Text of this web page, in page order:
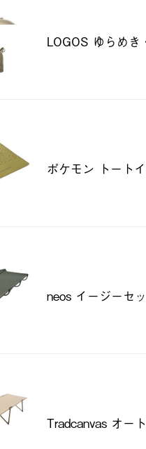
LOGOS ゆらめき
ポケモン トート
neos イージーセ
Tradcanvas オー